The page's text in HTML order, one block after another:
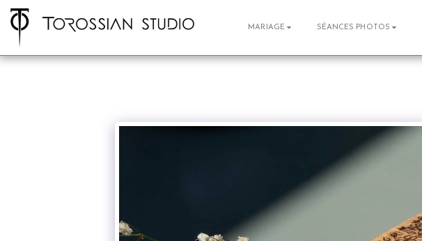
MARIAGE SÉANCES PHOTOS